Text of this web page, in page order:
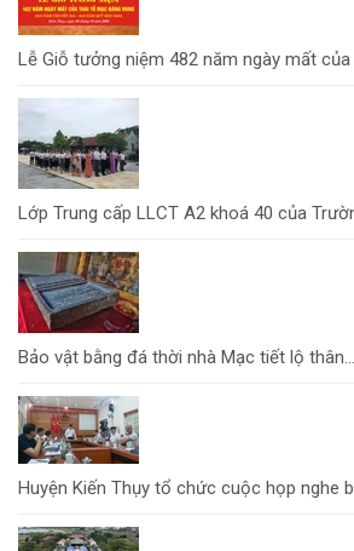
Lễ Giỗ tưởng niệm 482 năm ngày mất của
Lớp Trung cấp LLCT A2 khoá 40 của
Bảo vật bằng đá thời nhà Mạc tiết lộ thân...
Huyện Kiến Thụy tổ chức cuộc họp nghe